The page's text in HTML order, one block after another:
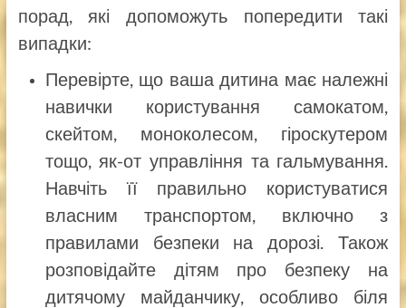
порад, які допоможуть попередити такі
випадки:
Перевірте, що ваша дитина має належні
навички користування самокатом,
скейтом, моноколесом, гіроскутером
тощо, як-от управління та гальмування.
Навчіть її правильно користуватися
власним транспортом, включно з
правилами безпеки на дорозі. Також
розповідайте дітям про безпеку на
дитячому майданчику, особливо біля